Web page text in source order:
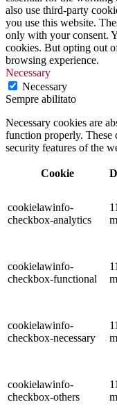
also use third-party
you use this website.
only with your consent.
cookies. But opting out
browsing experience.
Necessary
Necessary
Sempre abilitato
Necessary cookies are
function properly. These
security features of the
Cookie
cookielawinfo-
checkbox-analytics
cookielawinfo-
checkbox-functional
cookielawinfo-
checkbox-necessary
cookielawinfo-
checkbox-others